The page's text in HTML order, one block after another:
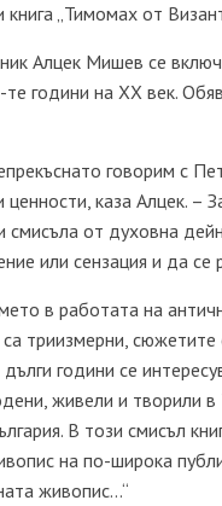
„Тимомах от
Алцек Мишев се
години на ХХ век.
говорим с
каза Алцек. –
от духовна
или сензация и да
в работата на
триизмерни,
години се
живели и творили
В този смисъл
на по-широка
живопис…“